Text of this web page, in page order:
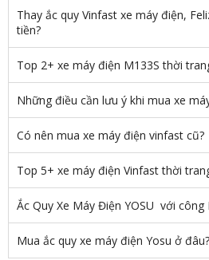
Thay ắc quy Vinfast xe máy điện,
tiền?
Top 2+ xe máy điện M133S thời
Những điều cần lưu ý khi mua xe
Có nên mua xe máy điện vinfast cũ?
Top 5+ xe máy điện Vinfast thời
Ắc Quy Xe Máy Điện YOSU với công
Mua ắc quy xe máy điện Yosu ở đâu?